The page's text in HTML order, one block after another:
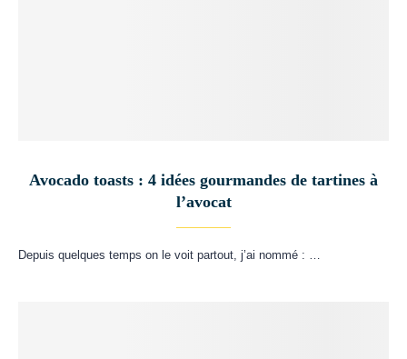
Avocado toasts : 4 idées gourmandes de tartines à
l’avocat
Depuis quelques temps on le voit partout, j’ai nommé : …